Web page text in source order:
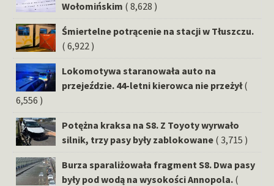
Wołomińskim ( 8,628 )
Śmiertelne potrącenie na stacji w Tłuszczu.
( 6,922 )
Lokomotywa staranowała auto na
przejeździe. 44-letni kierowca nie przeżył (
6,556 )
Potężna kraksa na S8. Z Toyoty wyrwało
silnik, trzy pasy były zablokowane ( 3,715 )
Burza sparaliżowała fragment S8. Dwa pasy
były pod wodą na wysokości Annopola. (